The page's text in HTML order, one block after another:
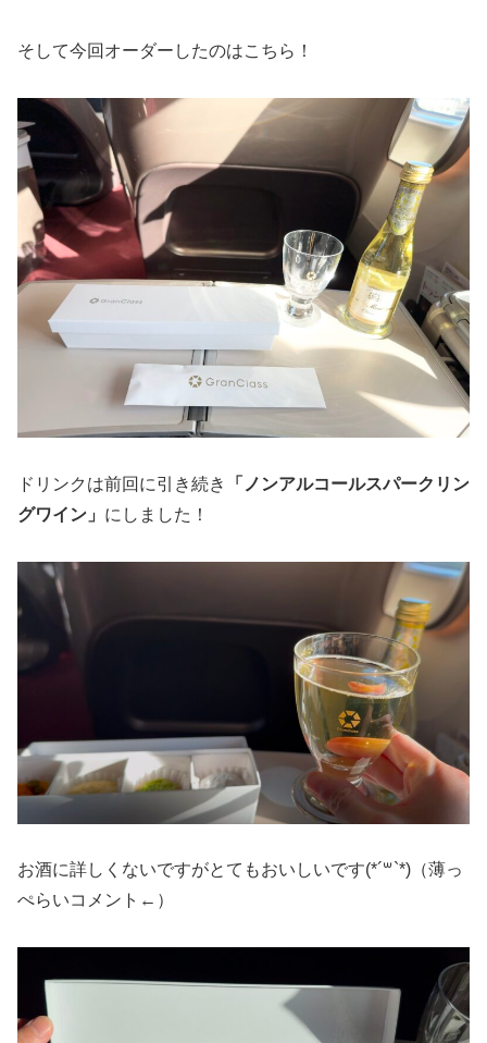
そして今回オーダーしたのはこちら！
ドリンクは前回に引き続き
「ノンアルコールスパークリン
グワイン」 にしました！
お酒に詳しくないですがとてもおいしいです(*´꒳`*)（薄っ
ぺらいコメント←）